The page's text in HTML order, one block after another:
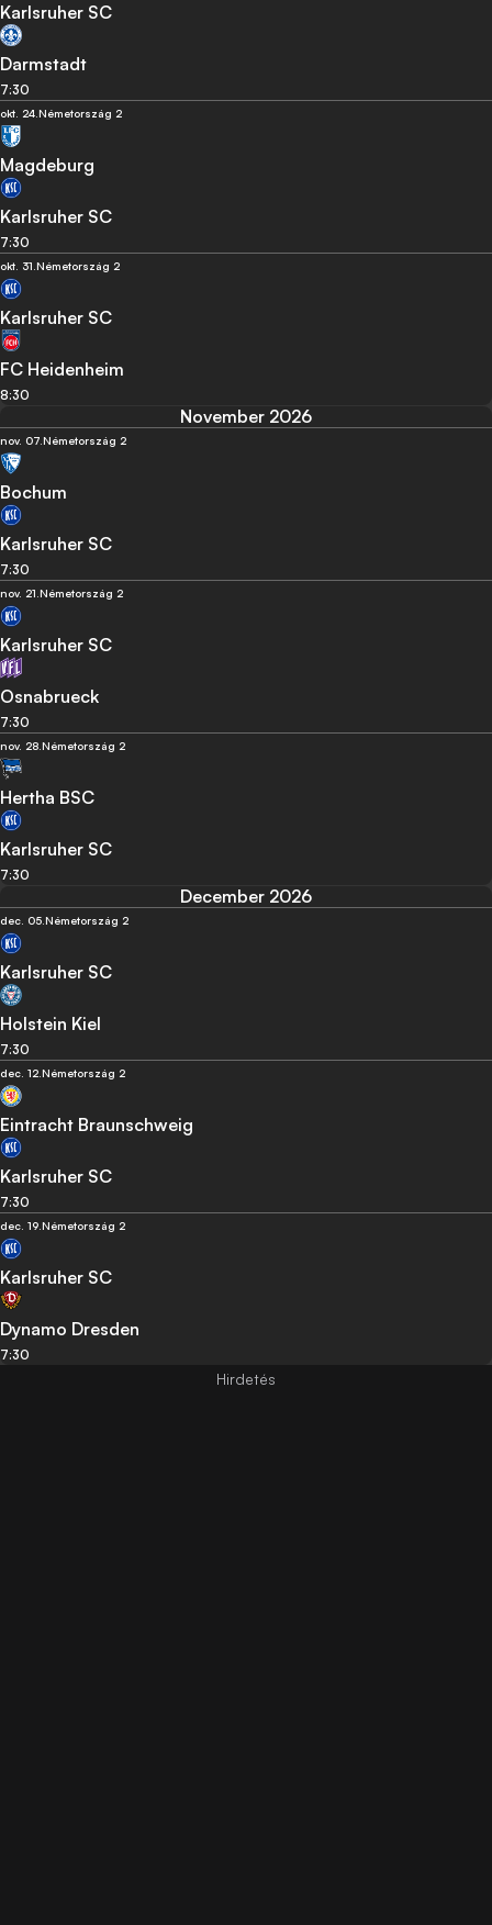
Karlsruher SC
Darmstadt
7:30
okt. 24.Németország 2
Magdeburg
Karlsruher SC
7:30
okt. 31.Németország 2
Karlsruher SC
FC Heidenheim
8:30
November 2026
nov. 07.Németország 2
Bochum
Karlsruher SC
7:30
nov. 21.Németország 2
Karlsruher SC
Osnabrueck
7:30
nov. 28.Németország 2
Hertha BSC
Karlsruher SC
7:30
December 2026
dec. 05.Németország 2
Karlsruher SC
Holstein Kiel
7:30
dec. 12.Németország 2
Eintracht Braunschweig
Karlsruher SC
7:30
dec. 19.Németország 2
Karlsruher SC
Dynamo Dresden
7:30